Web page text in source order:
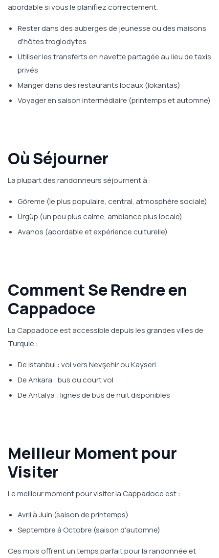
abordable si vous le planifiez correctement.
Rester dans des auberges de jeunesse ou des maisons
d'hôtes troglodytes
Utiliser les transferts en navette partagée au lieu de taxis
privés
Manger dans des restaurants locaux (lokantas)
Voyager en saison intermédiaire (printemps et automne)
Où Séjourner
La plupart des randonneurs séjournent à :
Göreme (le plus populaire, central, atmosphère sociale)
Ürgüp (un peu plus calme, ambiance plus locale)
Avanos (abordable et expérience culturelle)
Comment Se Rendre en
Cappadoce
La Cappadoce est accessible depuis les grandes villes de
Turquie :
De Istanbul : vol vers Nevşehir ou Kayseri
De Ankara : bus ou court vol
De Antalya : lignes de bus de nuit disponibles
Meilleur Moment pour
Visiter
Le meilleur moment pour visiter la Cappadoce est :
Avril à Juin (saison de printemps)
Septembre à Octobre (saison d'automne)
Ces mois offrent un temps parfait pour la randonnée et